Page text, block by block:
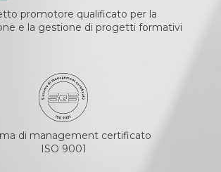
promotore qualificato per la
e la gestione di progetti formativi
di management certificato
ISO 9001